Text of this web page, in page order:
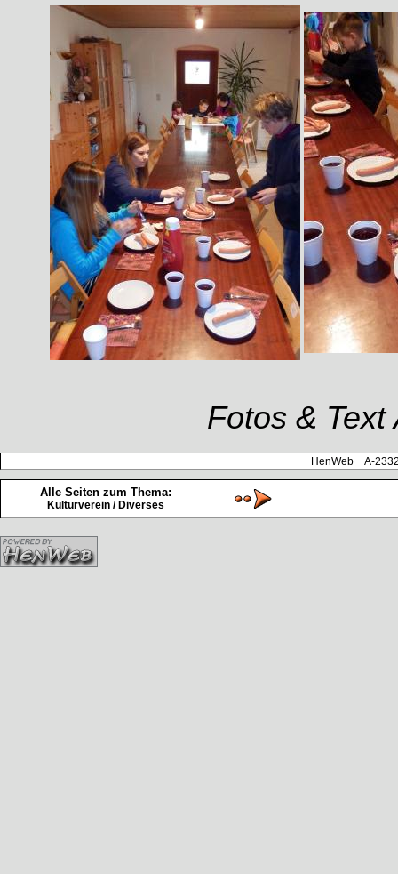
Fotos & Text
HenWeb A-
Alle Seiten zum Thema:
Kulturverein / Diverses